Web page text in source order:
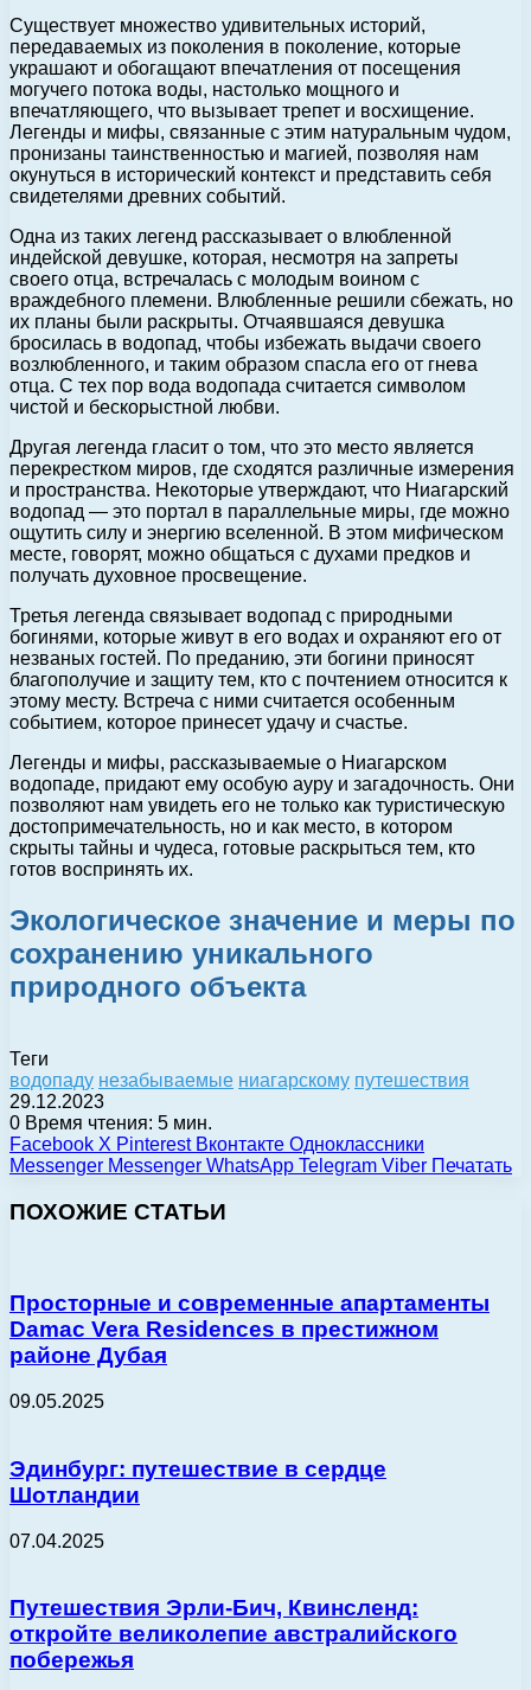
Существует множество удивительных историй,
передаваемых из поколения в поколение, которые
украшают и обогащают впечатления от посещения
могучего потока воды, настолько мощного и
впечатляющего, что вызывает трепет и восхищение.
Легенды и мифы, связанные с этим натуральным чудом,
пронизаны таинственностью и магией, позволяя нам
окунуться в исторический контекст и представить себя
свидетелями древних событий.
Одна из таких легенд рассказывает о влюбленной
индейской девушке, которая, несмотря на запреты
своего отца, встречалась с молодым воином с
враждебного племени. Влюбленные решили сбежать, но
их планы были раскрыты. Отчаявшаяся девушка
бросилась в водопад, чтобы избежать выдачи своего
возлюбленного, и таким образом спасла его от гнева
отца. С тех пор вода водопада считается символом
чистой и бескорыстной любви.
Другая легенда гласит о том, что это место является
перекрестком миров, где сходятся различные измерения
и пространства. Некоторые утверждают, что Ниагарский
водопад — это портал в параллельные миры, где можно
ощутить силу и энергию вселенной. В этом мифическом
месте, говорят, можно общаться с духами предков и
получать духовное просвещение.
Третья легенда связывает водопад с природными
богинями, которые живут в его водах и охраняют его от
незваных гостей. По преданию, эти богини приносят
благополучие и защиту тем, кто с почтением относится к
этому месту. Встреча с ними считается особенным
событием, которое принесет удачу и счастье.
Легенды и мифы, рассказываемые о Ниагарском
водопаде, придают ему особую ауру и загадочность. Они
позволяют нам увидеть его не только как туристическую
достопримечательность, но и как место, в котором
скрыты тайны и чудеса, готовые раскрыться тем, кто
готов воспринять их.
Экологическое значение и меры по
сохранению уникального
природного объекта
Теги
водопаду незабываемые ниагарскому путешествия
29.12.2023
0 Время чтения: 5 мин.
Facebook X Pinterest Вконтакте Одноклассники
Messenger Messenger WhatsApp Telegram Viber Печатать
ПОХОЖИЕ СТАТЬИ
Просторные и современные апартаменты
Damac Vera Residences в престижном
районе Дубая
09.05.2025
Эдинбург: путешествие в сердце
Шотландии
07.04.2025
Путешествия Эрли-Бич, Квинсленд:
откройте великолепие австралийского
побережья